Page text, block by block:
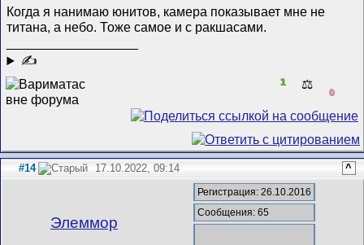
Когда я нанимаю юнитов, камера показывает мне не
титана, а небо. Тоже самое и с ракшасами.
✍
1 ⚖️
0
#14 17.10.2022, 09:14 ^
Элеммор
Регистрация: 26.10.2016
Сообщения: 65